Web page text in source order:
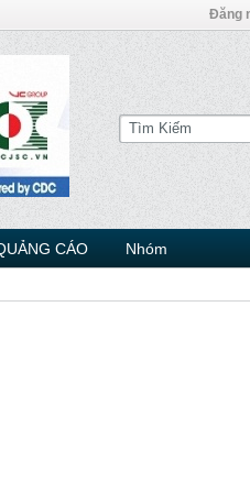
Đăng
CÁO Nhóm